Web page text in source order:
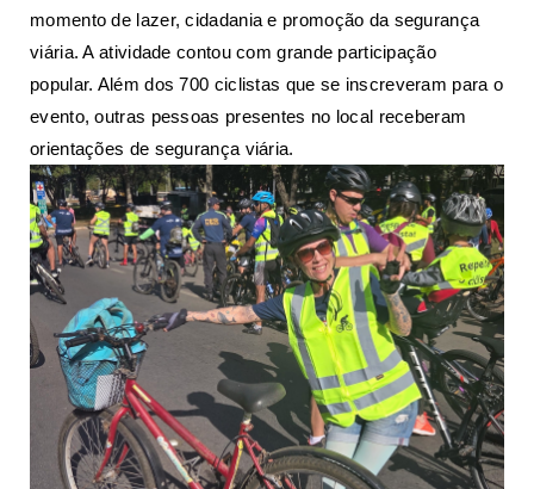
momento de lazer, cidadania e promoção da segurança
viária. A atividade contou com grande participação
popular. Além dos 700 ciclistas que se inscreveram para o
evento, outras pessoas presentes no local receberam
orientações de segurança viária.